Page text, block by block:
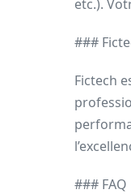
etc.).
###
Fictech
### FAQ